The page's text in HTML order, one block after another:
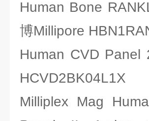
Human Bone
博Millipore
Human CVD
HCVD2BK04L1X
Milliplex Mag